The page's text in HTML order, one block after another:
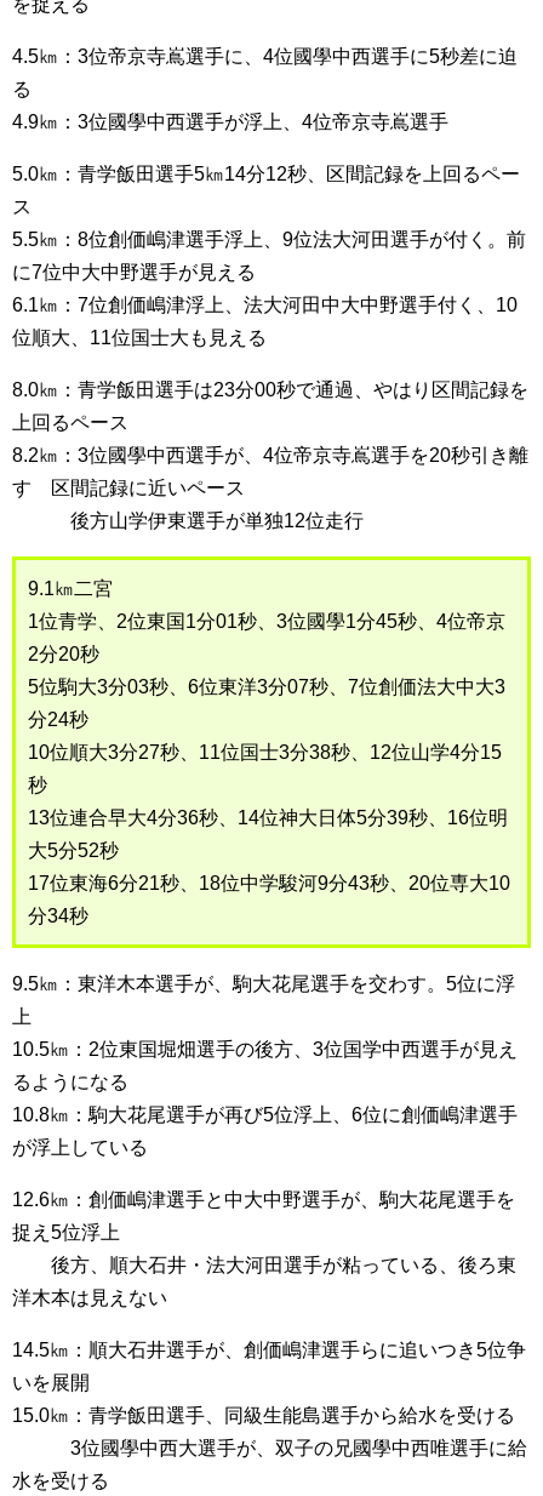
を捉える
4.5㎞：3位帝京寺嶌選手に、4位國學中西選手に5秒差に迫
る
4.9㎞：3位國學中西選手が浮上、4位帝京寺嶌選手
5.0㎞：青学飯田選手5㎞14分12秒、区間記録を上回るペー
ス
5.5㎞：8位創価嶋津選手浮上、9位法大河田選手が付く。前
に7位中大中野選手が見える
6.1㎞：7位創価嶋津浮上、法大河田中大中野選手付く、10
位順大、11位国士大も見える
8.0㎞：青学飯田選手は23分00秒で通過、やはり区間記録を
上回るペース
8.2㎞：3位國學中西選手が、4位帝京寺嶌選手を20秒引き離
す 区間記録に近いペース
後方山学伊東選手が単独12位走行
9.1㎞二宮
1位青学、2位東国1分01秒、3位國學1分45秒、4位帝京
2分20秒
5位駒大3分03秒、6位東洋3分07秒、7位創価法大中大3
分24秒
10位順大3分27秒、11位国士3分38秒、12位山学4分15
秒
13位連合早大4分36秒、14位神大日体5分39秒、16位明
大5分52秒
17位東海6分21秒、18位中学駿河9分43秒、20位専大10
分34秒
9.5㎞：東洋木本選手が、駒大花尾選手を交わす。5位に浮
上
10.5㎞：2位東国堀畑選手の後方、3位国学中西選手が見え
るようになる
10.8㎞：駒大花尾選手が再び5位浮上、6位に創価嶋津選手
が浮上している
12.6㎞：創価嶋津選手と中大中野選手が、駒大花尾選手を
捉え5位浮上
後方、順大石井・法大河田選手が粘っている、後ろ東
洋木本は見えない
14.5㎞：順大石井選手が、創価嶋津選手らに追いつき5位争
いを展開
15.0㎞：青学飯田選手、同級生能島選手から給水を受ける
3位國學中西大選手が、双子の兄國學中西唯選手に給
水を受ける